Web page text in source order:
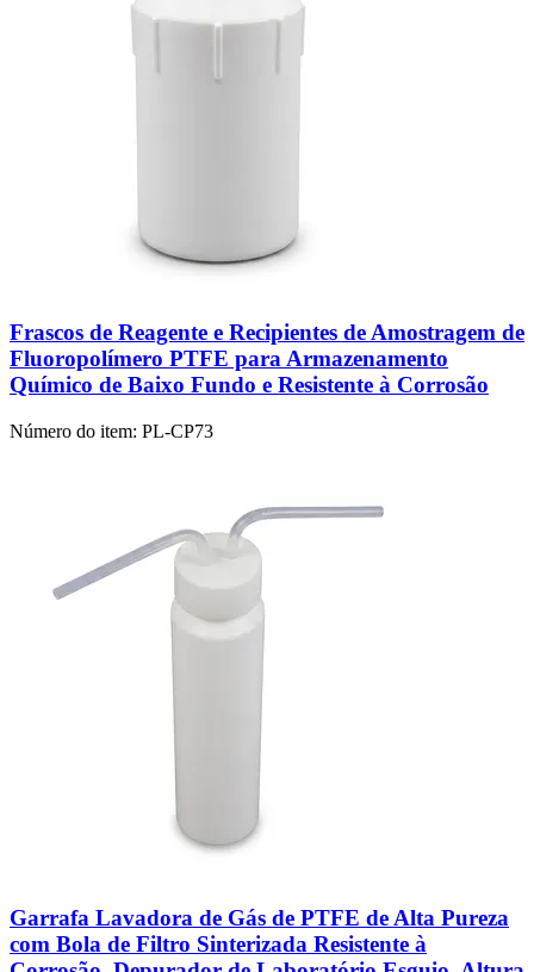
Frascos de Reagente e Recipientes de Amostragem de
Fluoropolímero PTFE para Armazenamento
Químico de Baixo Fundo e Resistente à Corrosão
Número do item: PL-CP73
Garrafa Lavadora de Gás de PTFE de Alta Pureza
com Bola de Filtro Sinterizada Resistente à